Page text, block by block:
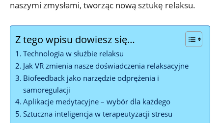
naszymi zmysłami, tworząc nową sztukę relaksu.
Z tego wpisu dowiesz się…
Technologia w służbie relaksu
Jak VR zmienia nasze doświadczenia relaksacyjne
Biofeedback jako narzędzie odprężenia i
samoregulacji
Aplikacje medytacyjne – wybór dla każdego
Sztuczna inteligencja w terapeutyzacji stresu